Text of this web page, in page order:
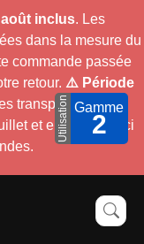
août inclus. Les
dans la mesure du
commande passée
retour. ⚠️ Période
transporteurs ne
et en août. Merci
Utilisation Gamme
2